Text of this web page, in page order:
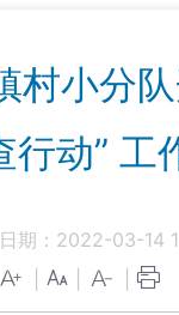
村小分
行动” 工
日期：2022-03-14